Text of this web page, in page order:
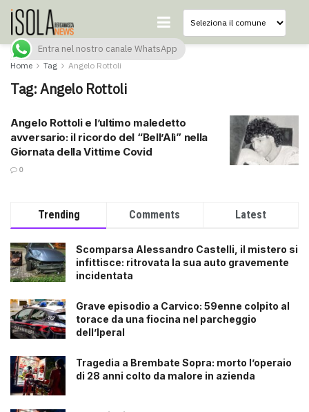
Home Tag Angelo Rottoli
Tag:Angelo Rottoli
Angelo Rottoli e l’ultimo maledetto
avversario: il ricordo del “Bell’Alì” nella
Giornata della Vittime Covid
0
Trending Comments Latest
Scomparsa Alessandro Castelli, il mistero si
infittisce: ritrovata la sua auto gravemente
incidentata
Grave episodio a Carvico: 59enne colpito al
torace da una fiocina nel parcheggio
dell’Iperal
Tragedia a Brembate Sopra: morto l’operaio
di 28 anni colto da malore in azienda
Entra nel nostro canale WhatsApp